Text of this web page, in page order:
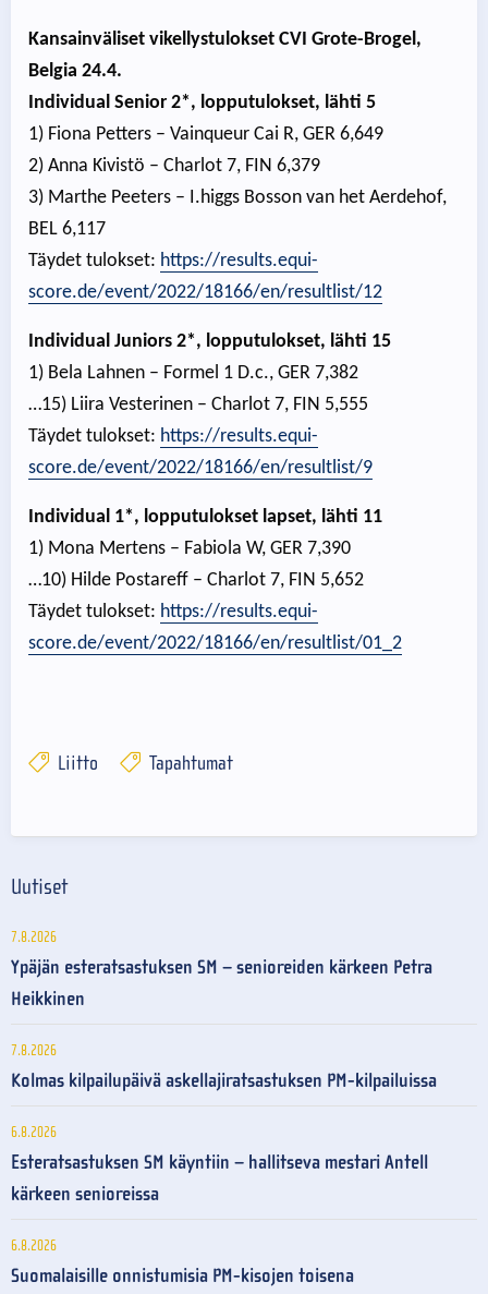
Kansainväliset vikellystulokset CVI Grote-Brogel,
Belgia 24.4.
Individual Senior 2*, lopputulokset, lähti 5
1) Fiona Petters – Vainqueur Cai R, GER 6,649
2) Anna Kivistö – Charlot 7, FIN 6,379
3) Marthe Peeters – I.higgs Bosson van het Aerdehof,
BEL 6,117
Täydet tulokset: https://results.equi-
score.de/event/2022/18166/en/resultlist/12
Individual Juniors 2*, lopputulokset, lähti 15
1) Bela Lahnen – Formel 1 D.c., GER 7,382
…15) Liira Vesterinen – Charlot 7, FIN 5,555
Täydet tulokset: https://results.equi-
score.de/event/2022/18166/en/resultlist/9
Individual 1*, lopputulokset lapset, lähti 11
1) Mona Mertens – Fabiola W, GER 7,390
…10) Hilde Postareff – Charlot 7, FIN 5,652
Täydet tulokset: https://results.equi-
score.de/event/2022/18166/en/resultlist/01_2
Liitto Tapahtumat
Uutiset
7.8.2026
Ypäjän esteratsastuksen SM – senioreiden kärkeen Petra
Heikkinen
7.8.2026
Kolmas kilpailupäivä askellajiratsastuksen PM-kilpailuissa
6.8.2026
Esteratsastuksen SM käyntiin – hallitseva mestari Antell
kärkeen senioreissa
6.8.2026
Suomalaisille onnistumisia PM-kisojen toisena